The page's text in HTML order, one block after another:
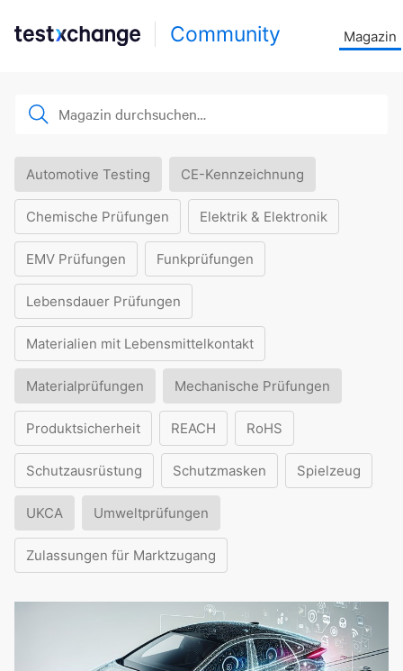
Community Magazin
Automotive Testing CE-Kennzeichnung
Chemische Prüfungen Elektrik & Elektronik
EMV Prüfungen Funkprüfungen
Lebensdauer Prüfungen
Materialien mit Lebensmittelkontakt
Materialprüfungen Mechanische Prüfungen
Produktsicherheit REACH RoHS
Schutzausrüstung Schutzmasken Spielzeug
UKCA Umweltprüfungen
Zulassungen für Marktzugang